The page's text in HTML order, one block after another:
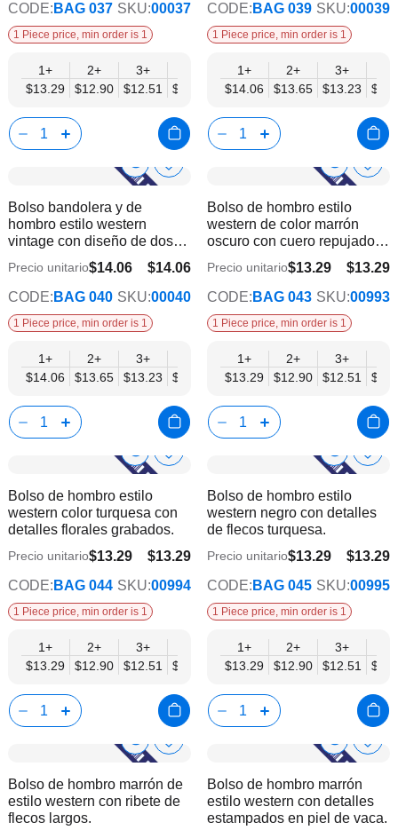
CODE: BAG 037 SKU:00037
1 Piece price, min order is 1
1+
$13.29
2+
$12.90
3+
$12.51
$12.12
6+
$11.73
9+
$11.34
12+
$10.95
CODE: BAG 039 SKU:00039
1 Piece price, min order is 1
1+
$14.06
2+
$13.65
3+
$13.23
Show
Info
Añadir
de
deseos
Bolso bandolera y de
hombro estilo western
vintage con diseño de dos
colores para hombres y
mujeres
$14.06
$11.58
Precio unitario$14.06
CODE: BAG 040 SKU:00040
1 Piece price, min order is 1
1+
$14.06
2+
$13.65
3+
$13.23
$12.82
6+
$12.40
9+
$11.99
12+
$11.58
Show
Info
de
Bolso de hombro estilo
western de color marrón
oscuro con cuero repujado y
$13.29
$11.34
Precio unitario$13.29
CODE: BAG 043 SKU:00993
1 Piece price, min order is 1
1+
$13.29
2+
$12.90
3+
$12.51
Show
Product
Info
Añadir
lista
de
deseos
Bolso de hombro estilo
western color turquesa con
detalles florales grabados.
$13.29
$10.95
Precio unitario$13.29
CODE: BAG 044 SKU:00994
1 Piece price, min order is 1
1+
$13.29
2+
$12.90
3+
$12.51
$12.12
6+
$11.73
9+
$11.34
12+
$10.95
Show
Product
Info
lista
Bolso de hombro estilo
western negro con detalles
de flecos turquesa.
$13.29
$10.95
Precio unitario$13.29
CODE: BAG 045 SKU:00995
1 Piece price, min order is 1
1+
$13.29
2+
$12.90
3+
$12.51
Show
Product
Info
Añadir
la
lista
Bolso de hombro marrón de
estilo western con ribete de
flecos largos.
Show
Product
Info
lista
de
Bolso de hombro marrón
estilo western con detalles
estampados en piel de vaca.